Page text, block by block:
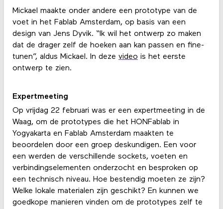
Mickael maakte onder andere een prototype van de
voet in het Fablab Amsterdam, op basis van een
design van Jens Dyvik. “Ik wil het ontwerp zo maken
dat de drager zelf de hoeken aan kan passen en fine-
tunen”, aldus Mickael. In deze video is het eerste
ontwerp te zien.
Expertmeeting
Op vrijdag 22 februari was er een expertmeeting in de
Waag, om de prototypes die het HONFablab in
Yogyakarta en Fablab Amsterdam maakten te
beoordelen door een ​​groep deskundigen. Een voor
een werden de verschillende sockets, voeten en
verbindingselementen onderzocht en besproken op
een technisch niveau. Hoe bestendig moeten ze zijn?
Welke lokale materialen zijn geschikt? En kunnen we
goedkope manieren vinden om de prototypes zelf te